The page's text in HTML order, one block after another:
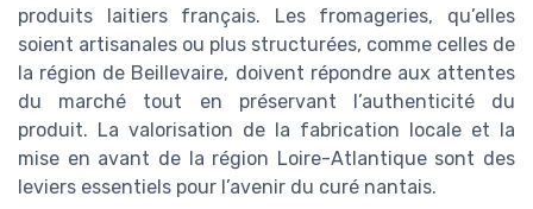
produits laitiers français. Les fromageries, qu’elles
soient artisanales ou plus structurées, comme celles de
la région de Beillevaire, doivent répondre aux attentes
du marché tout en préservant l’authenticité du
produit. La valorisation de la fabrication locale et la
mise en avant de la région Loire-Atlantique sont des
leviers essentiels pour l’avenir du curé nantais.